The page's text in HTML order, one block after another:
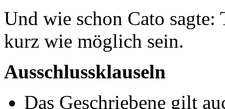
Und wie schon Cato sagte:
kurz wie möglich sein.
Ausschlussklauseln
Das Geschriebene gilt